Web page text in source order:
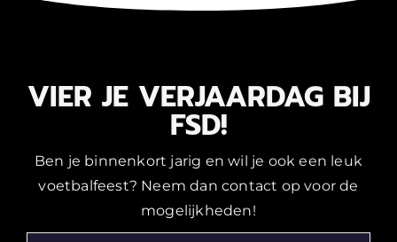
VIER JE VERJAARDAG BIJ
FSD!
Ben je binnenkort jarig en wil je ook een leuk
voetbalfeest? Neem dan contact op voor de
mogelijkheden!